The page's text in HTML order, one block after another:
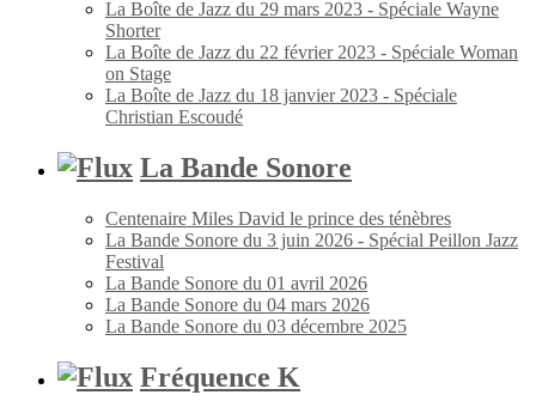
La Boîte de Jazz du 29 mars 2023 - Spéciale Wayne
Shorter
La Boîte de Jazz du 22 février 2023 - Spéciale Woman
on Stage
La Boîte de Jazz du 18 janvier 2023 - Spéciale
Christian Escoudé
La Bande Sonore
Centenaire Miles David le prince des ténèbres
La Bande Sonore du 3 juin 2026 - Spécial Peillon Jazz
Festival
La Bande Sonore du 01 avril 2026
La Bande Sonore du 04 mars 2026
La Bande Sonore du 03 décembre 2025
Fréquence K